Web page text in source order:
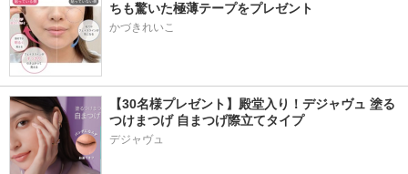
ちも驚いた極薄テープをプレゼント
かづきれいこ
【30名様プレゼント】殿堂入り！デジャヴュ 塗る
つけまつげ 自まつげ際立てタイプ
デジャヴュ